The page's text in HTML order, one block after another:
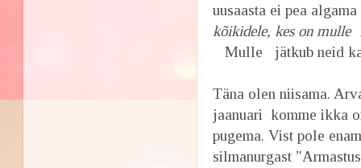
uusaasta ei pea
kõikidele, kes on
Mulle jätkub neid
Täna olen niisama.
jaanuari komme ikka
pugema. Vist pole
silmanurgast